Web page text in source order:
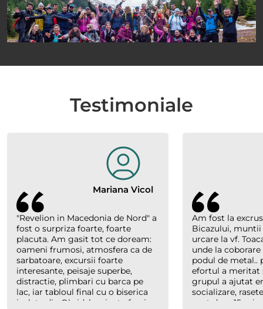
Testimoniale
Mariana Vicol
"Revelion in Macedonia de Nord" a
fost o surpriza foarte, foarte
placuta. Am gasit tot ce doream:
oameni frumosi, atmosfera ca de
sarbatoare, excursii foarte
interesante, peisaje superbe,
distractie, plimbari cu barca pe
lac, iar tabloul final cu o biserica
izolata din Ohrid, luminata feeric,
Am fost la
Bicazului, muntii
urcare la vf.
unde la
podul de metal..
efortul a meritat
grupul a ajutat
socializare,
sunt doar 15